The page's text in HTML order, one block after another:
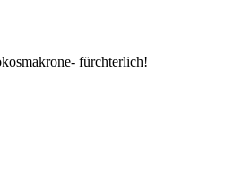
fürchterlich!